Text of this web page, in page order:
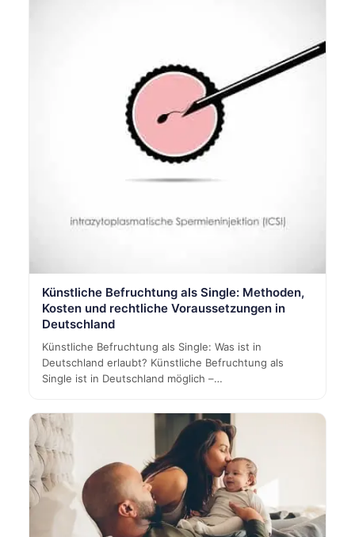
Künstliche Befruchtung als Single: Methoden,
Kosten und rechtliche Voraussetzungen in
Deutschland
Künstliche Befruchtung als Single: Was ist in
Deutschland erlaubt? Künstliche Befruchtung als
Single ist in Deutschland möglich –…